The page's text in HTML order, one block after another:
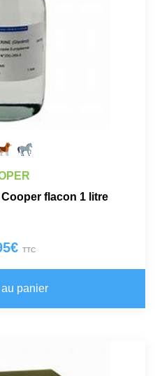
flacon 1 litre
€ TTC
panier